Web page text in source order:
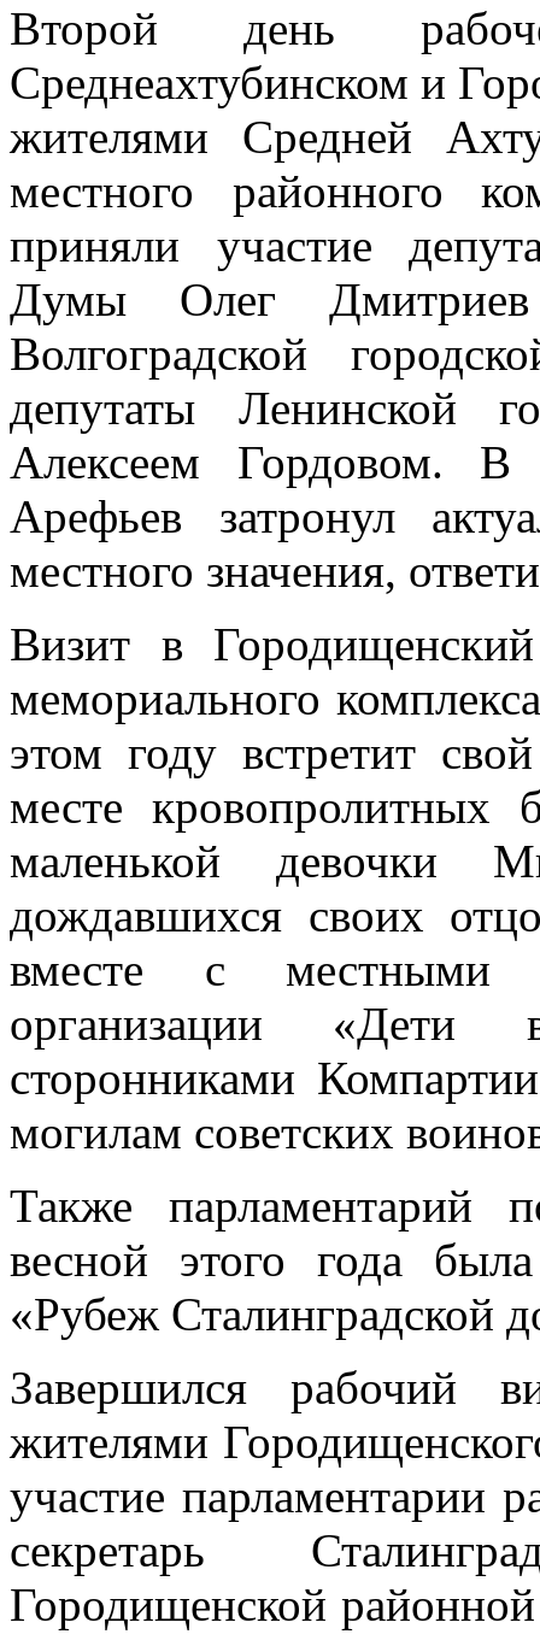
Второй день
Среднеахтубинском и
жителями Средней
местного районного
приняли участие
Думы Олег
Волгоградской
депутаты Ленинской
Алексеем Гордовом. В
Арефьев затронул
местного значения,
Визит в
мемориального
этом году встретит
месте кровопролитных
маленькой
дождавшихся своих
вместе с местными
организации «Дети
сторонниками
могилам советских
Также парламентарий
весной этого года
«Рубеж Сталинградской
Завершился рабочий
жителями
участие парламентарии
секретарь
Городищенской